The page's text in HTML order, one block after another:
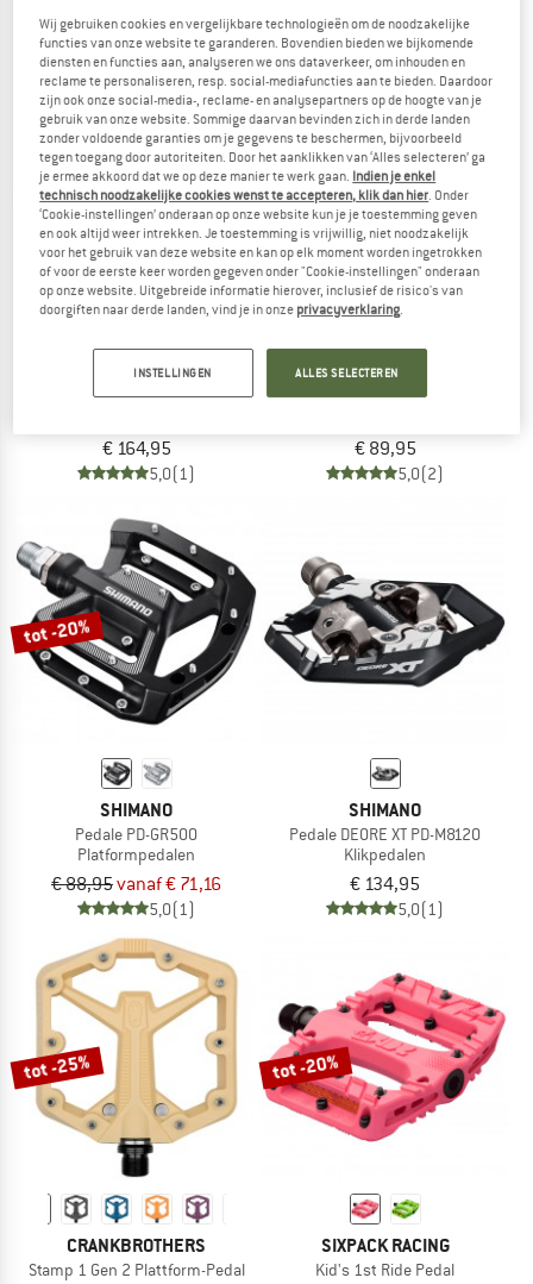
€ 134,95
5,0(1)
€ 164,95
5,0(1)
SHIMANO
Pedal Saint PD-M821
€ 164,95
5,0(1)
SHIMANO
Pedal PD-EH500
€ 89,95
5,0(2)
tot -20%
SHIMANO
Pedale PD-GR500
Platformpedalen
€ 88,95vanaf € 71,16
5,0(1)
SHIMANO
Pedale DEORE XT PD-M8120
Klikpedalen
€ 134,95
5,0(1)
tot -25%
CRANKBROTHERS
Stamp 1 Gen 2 Plattform-Pedal
tot -20%
SIXPACK RACING
Kid's 1st Ride Pedal
Wij gebruiken cookies en vergelijkbare technologieën om de noodzakelijke
functies van onze website te garanderen. Bovendien bieden we bijkomende
diensten en functies aan, analyseren we ons dataverkeer, om inhouden en
reclame te personaliseren, resp. social-mediafuncties aan te bieden. Daardoor
zijn ook onze social-media-, reclame- en analysepartners op de hoogte van je
gebruik van onze website. Sommige daarvan bevinden zich in derde landen
zonder voldoende garanties om je gegevens te beschermen, bijvoorbeeld
tegen toegang door autoriteiten. Door het aanklikken van ‘Alles selecteren’ ga
je ermee akkoord dat we op deze manier te werk gaan. Indien je enkel
technisch noodzakelijke cookies wenst te accepteren, klik dan hier. Onder
‘Cookie-instellingen’ onderaan op onze website kun je je toestemming geven
en ook altijd weer intrekken. Je toestemming is vrijwillig, niet noodzakelijk
voor het gebruik van deze website en kan op elk moment worden ingetrokken
of voor de eerste keer worden gegeven onder "Cookie-instellingen" onderaan
op onze website. Uitgebreide informatie hierover, inclusief de risico's van
doorgiften naar derde landen, vind je in onze privacyverklaring.
INSTELLINGEN ALLES SELECTEREN